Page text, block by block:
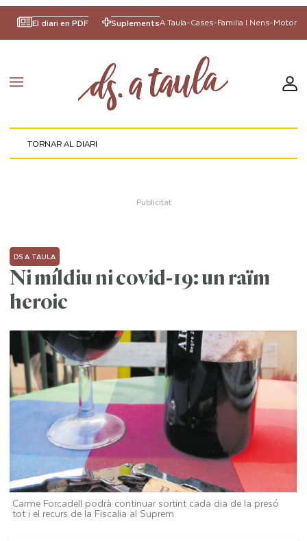
El diari en PDF SuplementsA Taula-Cases-Familia I Nens-Motor
TORNAR AL DIARI
Ni míldiu ni covid-19: un raïm
heroic
DS A TAULA
Carme Forcadell podrà continuar sortint cada dia de la presó
tot i el recurs de la Fiscalia al Suprem